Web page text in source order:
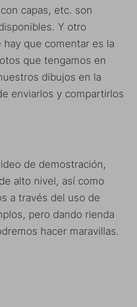
capas, etc. son
Y otro
que comentar es la
que tengamos en
dibujos en la
enviarlos y compartirlos
de demostración,
alto nivel, así como
a través del uso de
pero dando rienda
hacer maravillas.